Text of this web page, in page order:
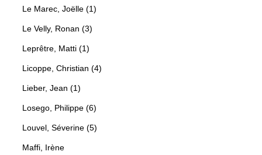
Le Marec, Joëlle (1)
Le Velly, Ronan (3)
Leprêtre, Matti (1)
Licoppe, Christian (4)
Lieber, Jean (1)
Losego, Philippe (6)
Louvel, Séverine (5)
Maffi, Irène